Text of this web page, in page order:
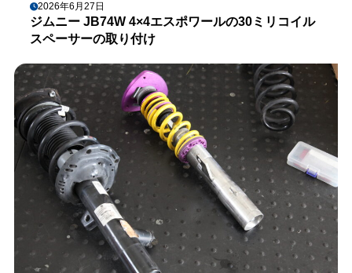
2026年6月27日
ジムニー JB74W 4×4エスポワールの30ミリコイル
スペーサーの取り付け